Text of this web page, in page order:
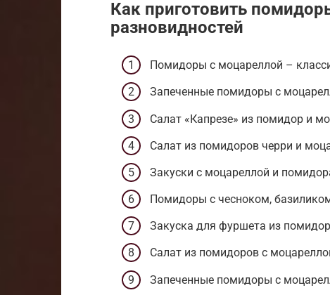
Как приготовить
разновидностей
Помидоры с моцареллой –
Запеченные помидоры с
Салат «Капрезе» из помидор и
Салат из помидоров черри и
Закуски с моцареллой и
Помидоры с чесноком,
Закуска для фуршета из
Салат из помидоров с
Запеченные помидоры с